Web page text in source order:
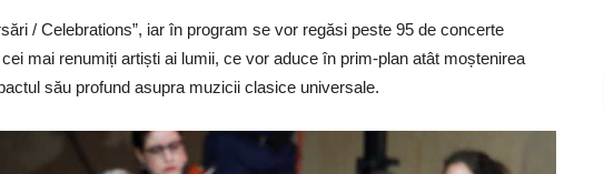
/ Celebrations”, iar în program se vor regăsi peste 95 de concerte
mai renumiți artiști ai lumii, ce vor aduce în prim-plan atât moștenirea
său profund asupra muzicii clasice universale.